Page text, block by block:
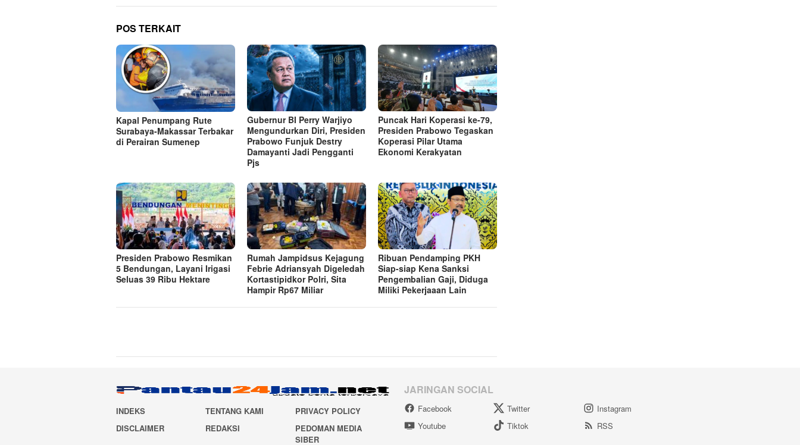
POS TERKAIT
Kapal Penumpang Rute
Surabaya-Makassar Terbakar
di Perairan Sumenep
Gubernur BI Perry Warjiyo
Mengundurkan Diri, Presiden
Prabowo Funjuk Destry
Damayanti Jadi Pengganti
Pjs
Puncak Hari Koperasi ke-79,
Presiden Prabowo Tegaskan
Koperasi Pilar Utama
Ekonomi Kerakyatan
Presiden Prabowo Resmikan
5 Bendungan, Layani Irigasi
Seluas 39 Ribu Hektare
Rumah Jampidsus Kejagung
Febrie Adriansyah Digeledah
Kortastipidkor Polri, Sita
Hampir Rp67 Miliar
Ribuan Pendamping PKH
Siap-siap Kena Sanksi
Pengembalian Gaji, Diduga
Miliki Pekerjaaan Lain
INDEKS TENTANG KAMI
PRIVACY POLICY
DISCLAIMER
REDAKSI
PEDOMAN MEDIA
SIBER
JARINGAN SOCIAL
Facebook Twitter
Instagram
Youtube
Tiktok RSS